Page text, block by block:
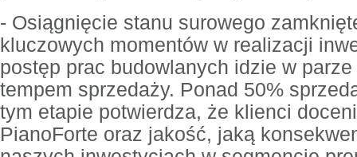
- Osiągnięcie stanu surowego
kluczowych momentów w realizacji
postęp prac budowlanych idzie w
tempem sprzedaży. Ponad 50%
tym etapie potwierdza, że klienci
PianoForte oraz jakość, jaką